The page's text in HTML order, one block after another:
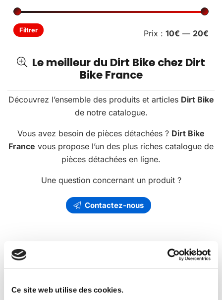
Ce site web utilise des cookies.
Filtrer Prix : 10€ — 20€
Le meilleur du Dirt Bike chez Dirt
Bike France
Découvrez l’ensemble des produits et articles Dirt Bike
de notre catalogue.
Vous avez besoin de pièces détachées ? Dirt Bike
France vous propose l’un des plus riches catalogue de
pièces détachées en ligne.
Une question concernant un produit ?
Contactez-nous
Les Dirt Bike France